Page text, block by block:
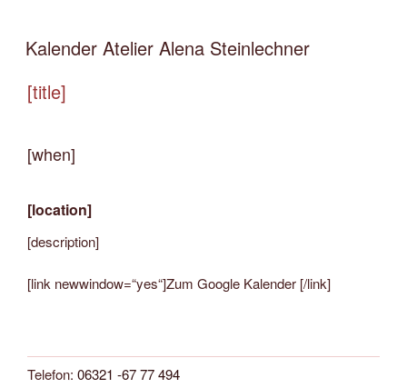
Kalender Atelier Alena Steinlechner
[title]
[when]
[location]
[description]
[link newwindow=“yes“]Zum Google Kalender [/link]
Telefon: 06321 -67 77 494